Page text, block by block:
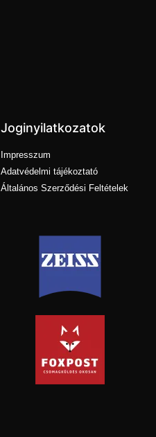
Joginyilatkozatok
Impresszum
Adatvédelmi tájékoztató
Általános Szerződési Feltételek